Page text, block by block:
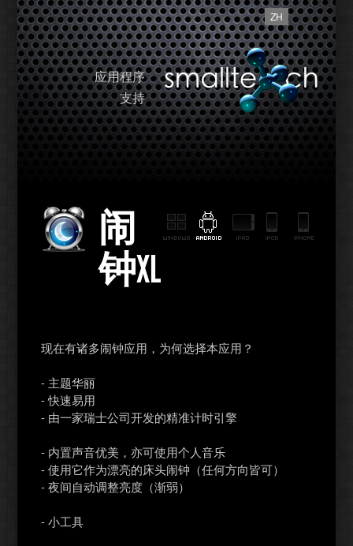
ZH
应用程序
支持
闹
钟XL
现在有诸多闹钟应用，为何选择本应用？
- 主题华丽
- 快速易用
- 由一家瑞士公司开发的精准计时引擎
- 内置声音优美，亦可使用个人音乐
- 使用它作为漂亮的床头闹钟（任何方向皆可）
- 夜间自动调整亮度（渐弱）
- 小工具